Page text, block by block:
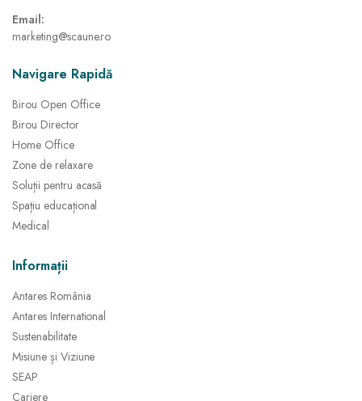
Email:
marketing@scaune.ro
Navigare Rapidă
Birou Open Office
Birou Director
Home Office
Zone de relaxare
Soluții pentru acasă
Spațiu educațional
Medical
Informații
Antares România
Antares International
Sustenabilitate
Misiune și Viziune
SEAP
Cariere